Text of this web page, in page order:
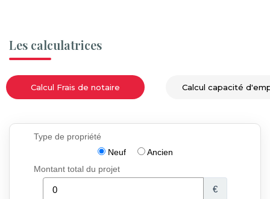
Les calculatrices
Calcul Frais de notaire Calcul capacité